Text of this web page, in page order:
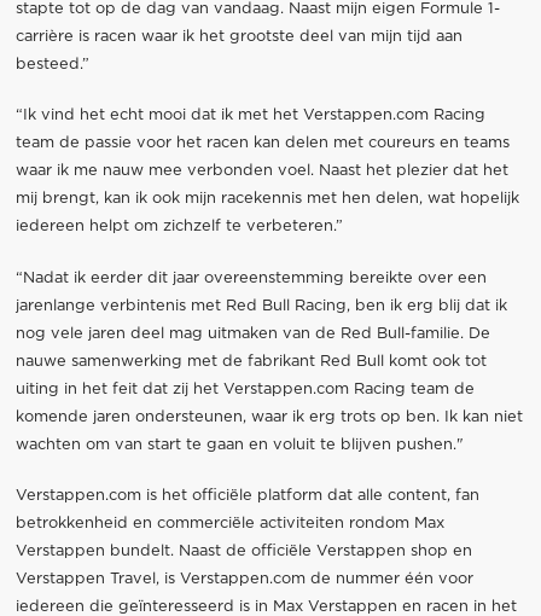
stapte tot op de dag van vandaag. Naast mijn eigen Formule 1-
carrière is racen waar ik het grootste deel van mijn tijd aan
besteed.”
“Ik vind het echt mooi dat ik met het Verstappen.com Racing
team de passie voor het racen kan delen met coureurs en teams
waar ik me nauw mee verbonden voel. Naast het plezier dat het
mij brengt, kan ik ook mijn racekennis met hen delen, wat hopelijk
iedereen helpt om zichzelf te verbeteren.”
“Nadat ik eerder dit jaar overeenstemming bereikte over een
jarenlange verbintenis met Red Bull Racing, ben ik erg blij dat ik
nog vele jaren deel mag uitmaken van de Red Bull-familie. De
nauwe samenwerking met de fabrikant Red Bull komt ook tot
uiting in het feit dat zij het Verstappen.com Racing team de
komende jaren ondersteunen, waar ik erg trots op ben. Ik kan niet
wachten om van start te gaan en voluit te blijven pushen."
Verstappen.com is het officiële platform dat alle content, fan
betrokkenheid en commerciële activiteiten rondom Max
Verstappen bundelt. Naast de officiële Verstappen shop en
Verstappen Travel, is Verstappen.com de nummer één voor
iedereen die geïnteresseerd is in Max Verstappen en racen in het